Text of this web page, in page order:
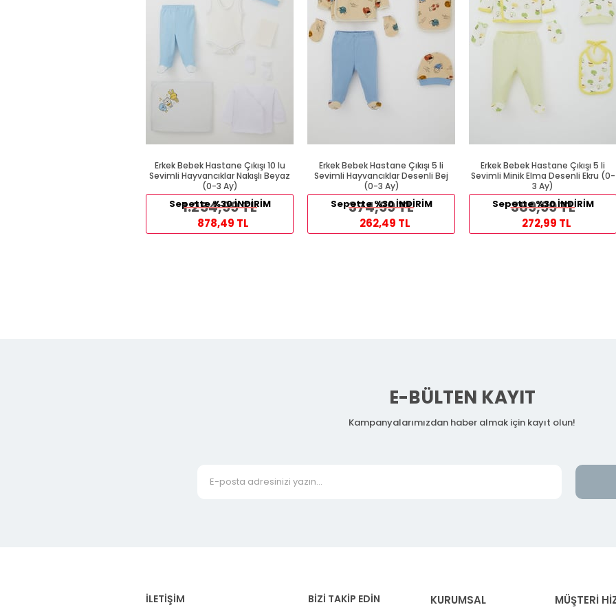
Erkek Bebek Hastane Çıkışı 10 lu
Sevimli Hayvancıklar Nakışlı Beyaz
(0-3 Ay)
1.254,99 TL
Sepette %30 İNDİRİM
878,49 TL
Erkek Bebek Hastane Çıkışı 5 li
Sevimli Hayvancıklar Desenli Bej
(0-3 Ay)
374,99 TL
Sepette %30 İNDİRİM
262,49 TL
Erkek Bebek Hastane Çıkışı 5 li
Sevimli Minik Elma Desenli Ekru (0-
3 Ay)
389,99 TL
Sepette %30 İNDİRİM
272,99 TL
E-BÜLTEN KAYIT
Kampanyalarımızdan haber almak için kayıt olun!
İLETİŞİM BİZİ TAKİP EDİN KURUMSAL MÜŞTERİ